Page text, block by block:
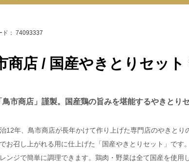
ド： 74093337
商店 / 国産やきとりセット
鳥市商店」謹製。国産鶏の旨みを堪能するやきとりセ
12年、鳥市商店が長年かけて作り上げた専門店のやきとり
お召し上がれる用に仕上げた「国産やきとりセット」です
ンジで簡単に調理できます。鶏肉・野菜は全て国産を使用